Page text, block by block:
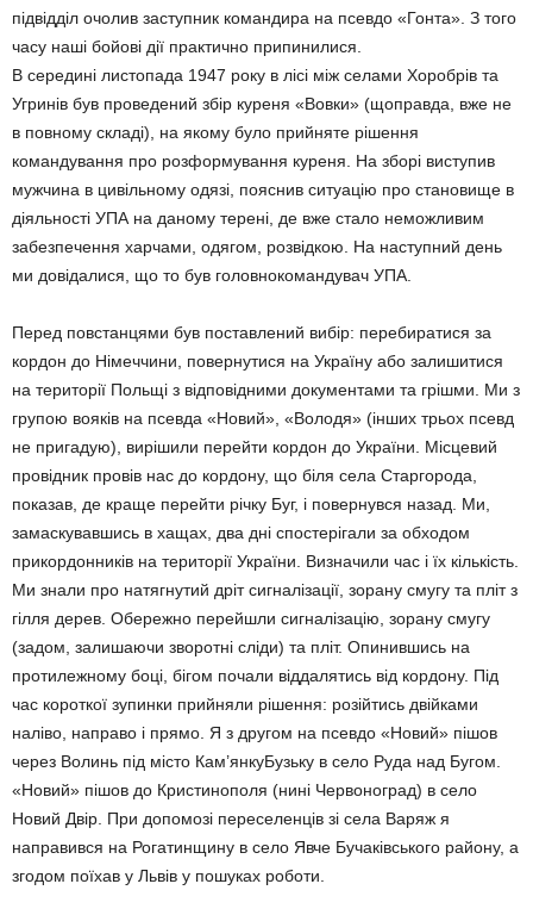
підвідділ очолив заступник командира на псевдо «Гонта». З того
часу наші бойові дії практично припинилися.
В середині листопада 1947 року в лісі між селами Хоробрів та
Угринів був проведений збір куреня «Вовки» (щоправда, вже не
в повному складі), на якому було прийняте рішення
командування про розформування куреня. На зборі виступив
мужчина в цивільному одязі, пояснив ситуацію про становище в
діяльності УПА на даному терені, де вже стало неможливим
забезпечення харчами, одягом, розвідкою. На наступний день
ми довідалися, що то був головнокомандувач УПА.
Перед повстанцями був поставлений вибір: перебиратися за
кордон до Німеччини, повернутися на Україну або залишитися
на території Польщі з відповідними документами та грішми. Ми з
групою вояків на псевда «Новий», «Володя» (інших трьох псевд
не пригадую), вирішили перейти кордон до України. Місцевий
провідник провів нас до кордону, що біля села Старгорода,
показав, де краще перейти річку Буг, і повернувся назад. Ми,
замаскувавшись в хащах, два дні спостерігали за обходом
прикордонників на території України. Визначили час і їх кількість.
Ми знали про натягнутий дріт сигналізації, зорану смугу та пліт з
гілля дерев. Обережно перейшли сигналізацію, зорану смугу
(задом, залишаючи зворотні сліди) та пліт. Опинившись на
протилежному боці, бігом почали віддалятись від кордону. Під
час короткої зупинки прийняли рішення: розійтись двійками
наліво, направо і прямо. Я з другом на псевдо «Новий» пішов
через Волинь під місто Кам’янкуБузьку в село Руда над Бугом.
«Новий» пішов до Кристинополя (нині Червоноград) в село
Новий Двір. При допомозі переселенців зі села Варяж я
направився на Рогатинщину в село Явче Бучаківського району, а
згодом поїхав у Львів у пошуках роботи.